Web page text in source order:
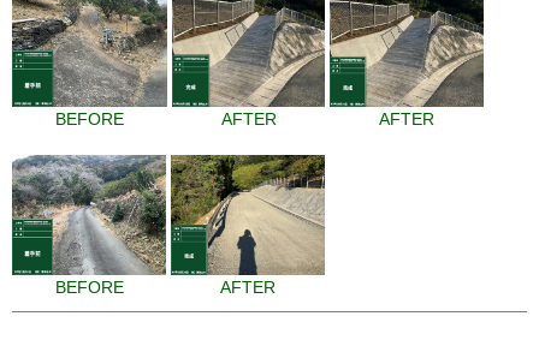
BEFORE AFTER AFTER
BEFORE AFTER